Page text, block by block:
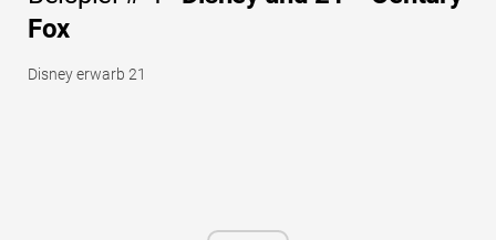
Fox
Disney erwarb 21